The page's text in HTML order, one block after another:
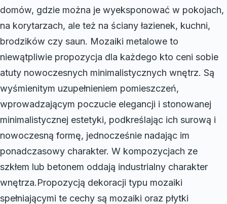
domów, gdzie można je wyeksponować w pokojach,
na korytarzach, ale też na ściany łazienek, kuchni,
brodzików czy saun. Mozaiki metalowe to
niewątpliwie propozycja dla każdego kto ceni sobie
atuty nowoczesnych minimalistycznych wnętrz. Są
wyśmienitym uzupełnieniem pomieszczeń,
wprowadzającym poczucie elegancji i stonowanej
minimalistycznej estetyki, podkreślając ich surową i
nowoczesną formę, jednocześnie nadając im
ponadczasowy charakter. W kompozycjach ze
szkłem lub betonem oddają industrialny charakter
wnętrza.Propozycją dekoracji typu mozaiki
spełniającymi te cechy są mozaiki oraz płytki